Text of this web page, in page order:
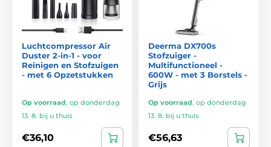
Luchtcompressor Air
Duster 2-in-1 - voor
Reinigen en Stofzuigen
- met 6 Opzetstukken
Op voorraad, op donderdag
13. 8. bij u thuis
€36,10
Deerma DX700s
Stofzuiger -
Multifunctioneel -
600W - met 3 Borstels -
Grijs
Op voorraad, op donderdag
13. 8. bij u thuis
€56,63